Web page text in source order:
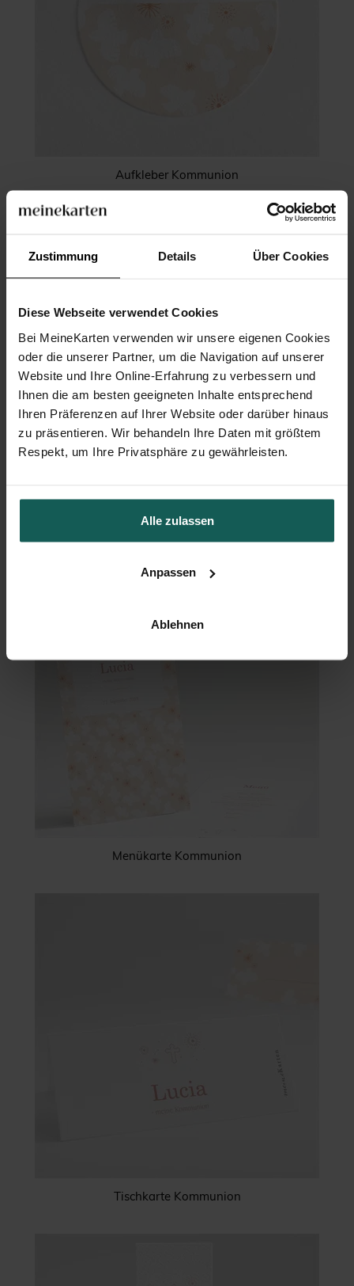
Zustimmung Details Über Cookies
Diese Webseite verwendet Cookies
Bei MeineKarten verwenden wir unsere eigenen Cookies
oder die unserer Partner, um die Navigation auf unserer
Website und Ihre Online-Erfahrung zu verbessern und
Ihnen die am besten geeigneten Inhalte entsprechend
Ihren Präferenzen auf Ihrer Website oder darüber hinaus
zu präsentieren. Wir behandeln Ihre Daten mit größtem
Respekt, um Ihre Privatsphäre zu gewährleisten.
Alle zulassen
Anpassen
Ablehnen
Aufkleber Kommunion
Flaschenetikett Kommunion
Menükarte Kommunion
Tischkarte Kommunion